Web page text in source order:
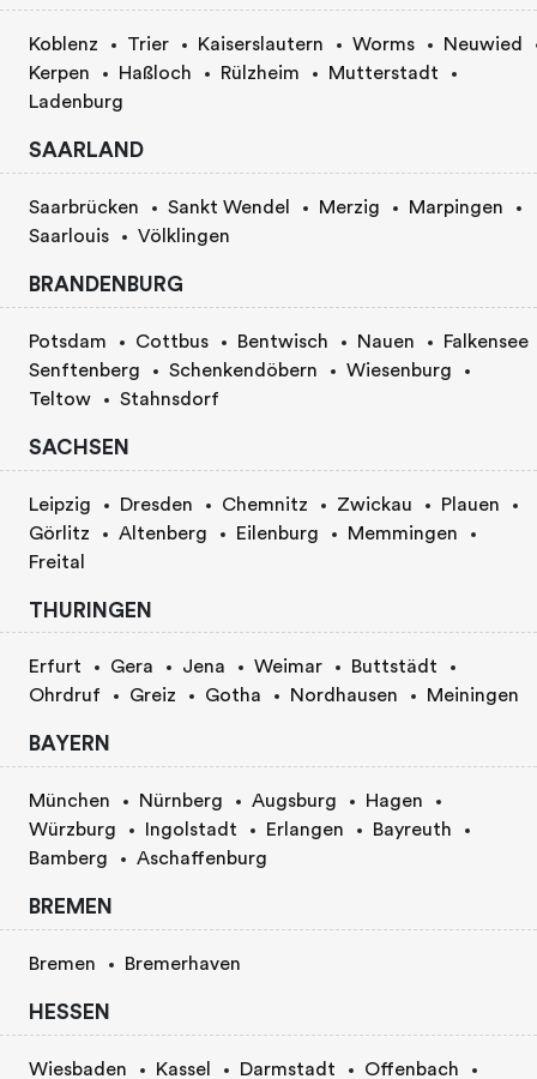
Koblenz Trier Kaiserslautern Worms
Neuwied
Kerpen
Haßloch Rülzheim
Mutterstadt
Ladenburg
SAARLAND
Saarbrücken Sankt Wendel Merzig
Marpingen
Saarlouis
Völklingen
BRANDENBURG
Potsdam Cottbus Bentwisch Nauen
Falkensee
Senftenberg
Schenkendöbern
Wiesenburg
Teltow
Stahnsdorf
SACHSEN
Leipzig Dresden Chemnitz Zwickau
Plauen
Görlitz
Altenberg Eilenburg
Memmingen
Freital
THURINGEN
Erfurt Gera Jena Weimar
Buttstädt
Ohrdruf
Greiz Gotha Nordhausen Meiningen
BAYERN
München Nürnberg Augsburg
Hagen
Würzburg
Ingolstadt Erlangen
Bayreuth
Bamberg
Aschaffenburg
BREMEN
Bremen Bremerhaven
HESSEN
Wiesbaden Kassel Darmstadt
Offenbach